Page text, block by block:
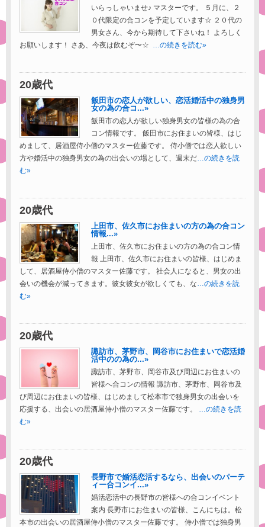
いらっしゃいませ♪ マスターです。 ５月に、２
０代限定の合コンを予定しています☆ ２０代の
男女さん、今から期待して下さいね！ よろしく
お願いします！ さあ、今夜は飲むぞ〜☆ …の続きを読む»
20歳代
飯田市の恋人が欲しい、恋活婚活中の独身男
女の為の合コ...»
飯田市の恋人が欲しい独身男女の皆様の為の合
コン情報です。 飯田市にお住まいの皆様、はじ
めまして、居酒屋侍小僧のマスター佐藤です。 侍小僧では恋人欲しい
方や婚活中の独身男女の為の出会いの場として、週末だ…の続きを読
む»
20歳代
上田市、佐久市にお住まいの方の為の合コン
情報...»
上田市、佐久市にお住まいの方の為の合コン情
報 上田市、佐久市にお住まいの皆様、はじめま
して、居酒屋侍小僧のマスター佐藤です。 社会人になると、男女の出
会いの機会が減ってきます。彼女彼女が欲しくても、な…の続きを読
む»
20歳代
諏訪市、茅野市、岡谷市にお住まいで恋活婚
活中のの為の...»
諏訪市、茅野市、岡谷市及び周辺にお住まいの
皆様へ合コンの情報 諏訪市、茅野市、岡谷市及
び周辺にお住まいの皆様、はじめまして松本市で独身男女の出会いを
応援する、出会いの居酒屋侍小僧のマスター佐藤です。 …の続きを読
む»
20歳代
長野市で婚活恋活するなら、出会いのパーテ
ィー合コンイ...»
婚活恋活中の長野市の皆様への合コンイベント
案内 長野市にお住まいの皆様、こんにちは。松
本市の出会いの居酒屋侍小僧のマスター佐藤です。 侍小僧では独身男